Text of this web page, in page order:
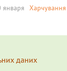
января Харчування
даних